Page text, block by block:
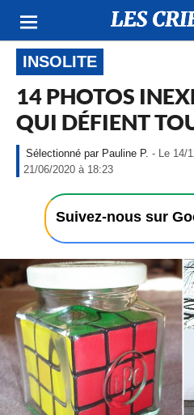
INSOLITE
14 PHOTOS
QUI DÉFIENT
Pauline P. - Le 14/
21/06/2020 à 18:23
1
/
1
/
2
0
8
à
1
7
Suivez-nous sur